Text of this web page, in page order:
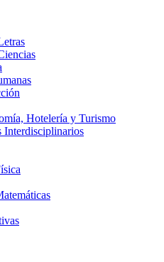
Hotelería y Turismo
Interdisciplinarios